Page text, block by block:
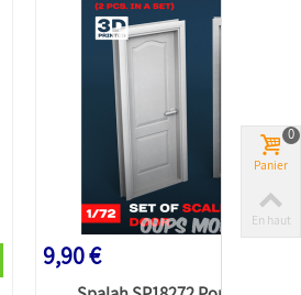
9,90 €
Panier
0
En haut